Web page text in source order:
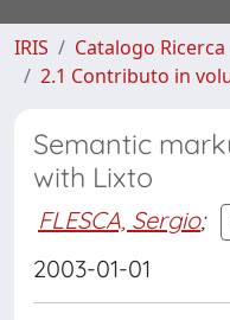
IRIS Catalogo Ricerca
2.1 Contributo in
Semantic
with Lixto
FLESCA, Sergio;
2003-01-01